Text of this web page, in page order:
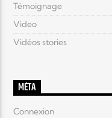
Témoignage
Video
Vidéos stories
MÉTA
Connexion